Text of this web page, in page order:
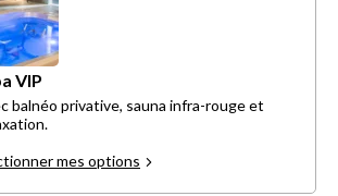
VIP
balnéo privative, sauna infra-rouge et
mes options